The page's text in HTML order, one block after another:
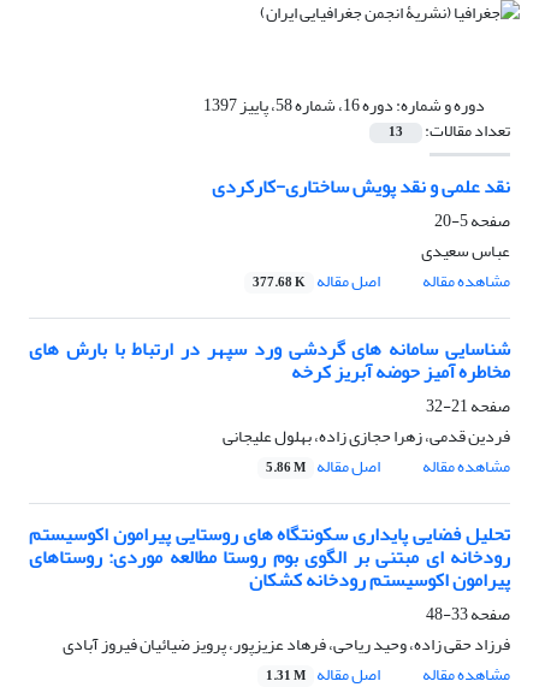
دوره و شماره:دوره 16، شماره 58، پاییز 1397
تعداد مقالات: 13
نقد علمی و نقد پویش ساختاری-کارکردی
صفحه5-20
عباس سعیدی
مشاهده مقاله
اصل مقاله 377.68 K
شناسایی سامانه های گردشی ورد سپهر در ارتباط با بارش های
مخاطره آمیز حوضه آبریز کرخه
صفحه21-32
فردین قدمی، زهرا حجازی زاده، بهلول علیجانی
مشاهده مقاله
اصل مقاله 5.86 M
تحلیل فضایی پایداری سکونتگاه های روستایی پیرامون اکوسیستم
رودخانه ای مبتنی بر الگوی بوم روستا مطالعه موردی: روستاهای
پیرامون اکوسیستم رودخانه کشکان
صفحه33-48
فرزاد حقی زاده، وحید ریاحی، فرهاد عزیزپور، پرویز ضیائیان فیروز آبادی
مشاهده مقاله
اصل مقاله 1.31 M